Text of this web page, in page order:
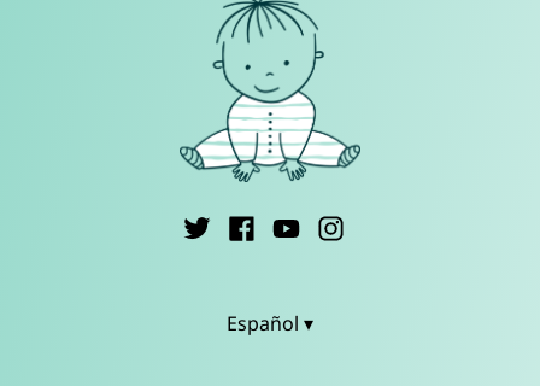
Español ▾